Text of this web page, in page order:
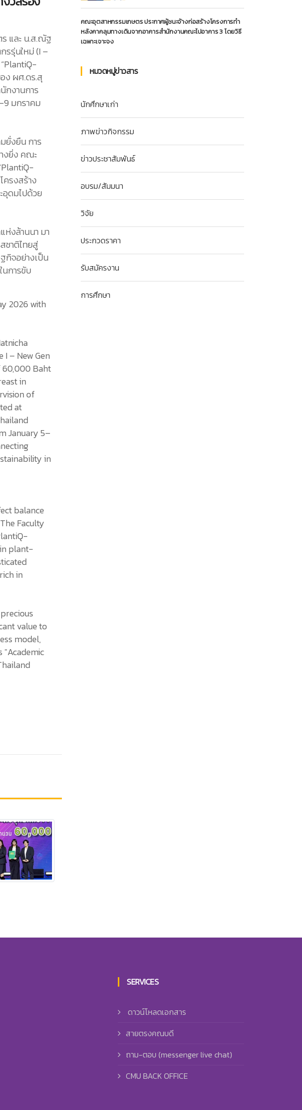
และ น.ส.ณัฐ
รรุ่นใหม่ (I –
ง ผศ.ดร.สุ
กงานการ
มกราคม
ยั่งยืน การ
งยิ่ง คณะ
ครงสร้าง
อุดมไปด้วย
งล้านนา มา
ชาติไทยสู่
กิจอย่างเป็น
การขับ
2026 with
– New Gen
60,000 Baht
in
of
at
January 5–
in
balance
Faculty
plant-
in
value to
model,
"Academic
คณะอุตสาหกรรมเกษตร ประกาศผู้ชนะจ้างก่อสร้างโครงการทำ
หลังคาคลุมทางเดินจากอาคารสำนักงานคณะไปอาคาร 3 โดยวิธี
เฉพาะเจาะจง
หมวดหมู่ข่าวสาร
นักศึกษาเก่า
ภาพข่าวกิจกรรม
ข่าวประชาสัมพันธ์
อบรม/สัมมนา
วิจัย
ประกวดราคา
รับสมัครงาน
การศึกษา
SERVICES
ดาวน์โหลดเอกสาร
สายตรงคณบดี
ถาม-ตอบ (messenger live chat)
CMU BACK OFFICE